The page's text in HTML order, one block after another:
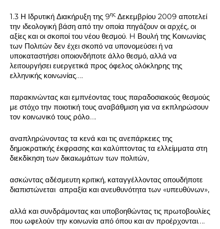
1.3 Η Ιδρυτική Διακήρυξη της 9ης Δεκεμβρίου 2009 αποτελεί
την ιδεολογική βάση από την οποία πηγάζουν οι αρχές, οι
αξίες και οι σκοποί του νέου θεσμού. H Βουλή της Κοινωνίας
των Πολιτών δεν έχει σκοπό να υπονομεύσει ή να
υποκαταστήσει οποιονδήποτε άλλο θεσμό, αλλά να
λειτουργήσει ευεργετικά προς όφελος ολόκληρης της
ελληνικής κοινωνίας….
παρακινώντας και εμπνέοντας τους παραδοσιακούς θεσμούς
με στόχο την ποιοτική τους αναβάθμιση για να εκπληρώσουν
τον κοινωνικό τους ρόλο….
αναπληρώνοντας τα κενά και τις ανεπάρκειες της
δημοκρατικής έκφρασης και καλύπτοντας τα ελλείμματα στη
διεκδίκηση των δικαιωμάτων των πολιτών,
ασκώντας αδέσμευτη κριτική, καταγγέλλοντας οπουδήποτε
διαπιστώνεται απραξία και ανευθυνότητα των «υπευθύνων»,
αλλά και συνδράμοντας και υποβοηθώντας τις πρωτοβουλίες
που ωφελούν την κοινωνία από όπου και αν προέρχονται….